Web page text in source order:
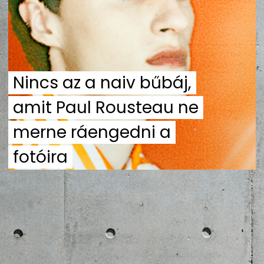
ZENE
PR-ARCHÍVUM
ADATKEZELÉSI TÁJÉKOZTATÓ
Nincs az a naiv bűbáj,
amit Paul Rousteau ne
merne ráengedni a
fotóira